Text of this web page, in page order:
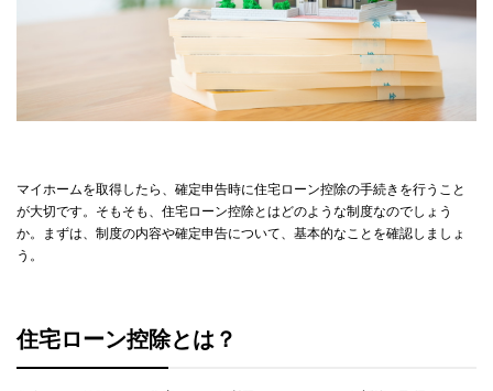
マイホームを取得したら、確定申告時に住宅ローン控除の手続きを行うこと
が大切です。そもそも、住宅ローン控除とはどのような制度なのでしょう
か。まずは、制度の内容や確定申告について、基本的なことを確認しましょ
う。
住宅ローン控除とは？